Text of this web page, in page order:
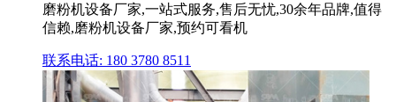
磨粉机设备厂家,一站式服务,售后无忧,30余年品牌,值得
信赖,磨粉机设备厂家,预约可看机
联系电话: 180 3780 8511